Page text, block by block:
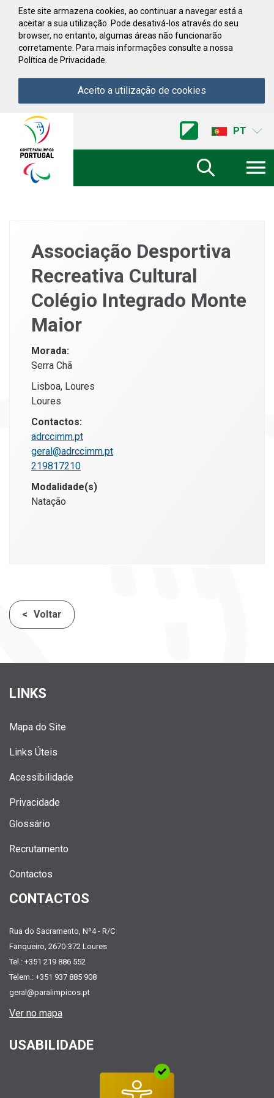
Saltar para conteúdo
Este site armazena cookies, ao continuar a navegar está a
aceitar a sua utilização. Pode desativá-los através do seu
browser, no entanto, algumas áreas não funcionarão
corretamente. Para mais informações consulte a nossa
Política de Privacidade.
Aceito a utilização de cookies
Comite
Paralimpico
Portugal
PT
Associação Desportiva
Recreativa Cultural
Colégio Integrado Monte
Maior
Morada:
Serra Chã
Lisboa, Loures
Loures
Contactos:
adrccimm.pt
geral@adrccimm.pt
219817210
Modalidade(s)
Natação
Voltar
LINKS
Mapa do Site
Links Úteis
Acessibilidade
Privacidade
Glossário
Recrutamento
Contactos
CONTACTOS
Rua do Sacramento, Nº4 - R/C
Fanqueiro, 2670-372 Loures
Tel.: +351 219 886 552
Telem.: +351 937 885 908
geral@paralimpicos.pt
Ver no mapa
USABILIDADE